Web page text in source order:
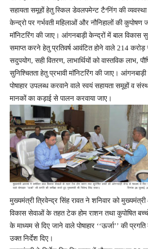
सहायता समूहों हेतु स्किल डेवलपमेन्ट टैªनिंग की
केन्द्रो पर गर्भवती महिलाओं और नौनिहालों की कुपोषण
माॅनिटरिंग की जाए। आंगनबाड़ी केन्द्रों में बाल विकास
समाप्त करने हेतु प्रतिवर्ष आवंटित होने वाले 214
सदुपयोग, सही वितरण, लाभार्थियों को वास्तविक लाभ,
सुनिश्चितता हेतु प्रभावी माॅनिटरिंग की जाए।
पोषाहार उपलब्ध करवाने वाले स्वयं सहायता समूहों व
मानकों का कड़ाई से पालन करवाया जाए।
मुख्यमंत्री त्रिवेन्द्र सिंह रावत ने शनिवार को
विकास सेवाओं के तहत टेक होम राशन तथा कुपोषित
के माध्यम से दिए जाने वाले पोषाहार ‘‘ऊर्जा’’ की प्रगति
उक्त निर्देश दिए।